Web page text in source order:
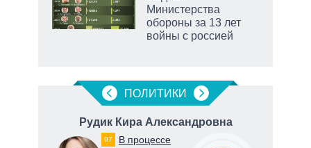
Министерства
обороны за 13 лет
войны с россией
ПОЛИТИКИ
Рудик Кира Александровна
97 В процессе